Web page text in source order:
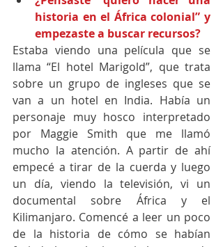
historia en el África colonial” y
empezaste a buscar recursos?
Estaba viendo una película que se
llama “El hotel Marigold”, que trata
sobre un grupo de ingleses que se
van a un hotel en India. Había un
personaje muy hosco interpretado
por Maggie Smith que me llamó
mucho la atención. A partir de ahí
empecé a tirar de la cuerda y luego
un día, viendo la televisión, vi un
documental sobre África y el
Kilimanjaro. Comencé a leer un poco
de la historia de cómo se habían